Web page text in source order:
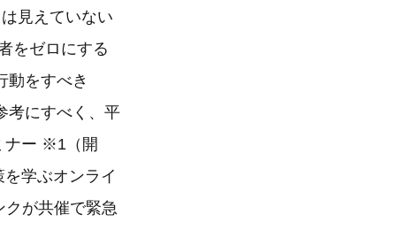
見えていない
をゼロにする
動をすべき
にすべく、平
ナー ※1（開
学ぶオンライ
が共催で緊急